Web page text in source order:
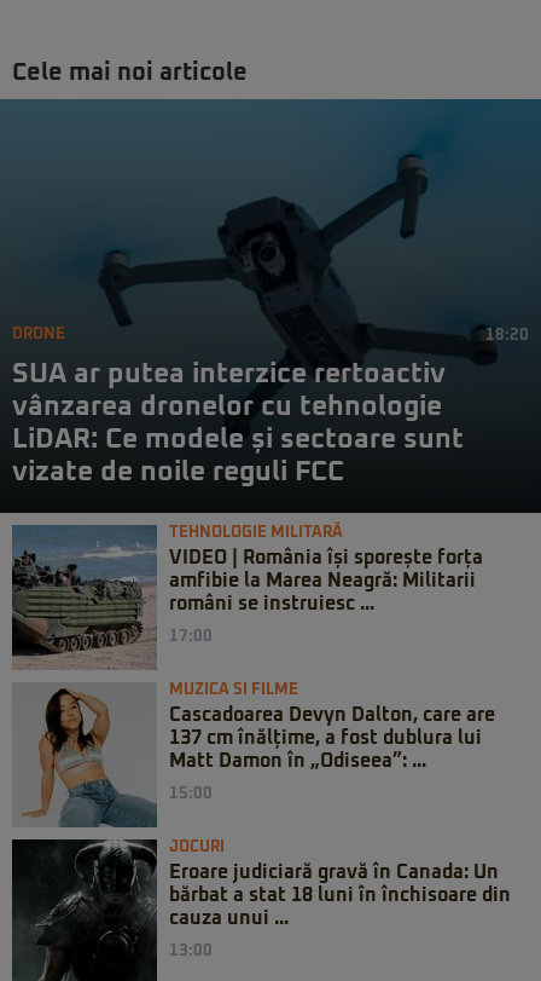
Cele mai noi articole
DRONE 18:20
SUA ar putea interzice rertoactiv
vânzarea dronelor cu tehnologie
LiDAR: Ce modele și sectoare sunt
vizate de noile reguli FCC
TEHNOLOGIE MILITARĂ
VIDEO | România își sporește forța
amfibie la Marea Neagră: Militarii
români se instruiesc ...
17:00
MUZICA SI FILME
Cascadoarea Devyn Dalton, care are
137 cm înălțime, a fost dublura lui
Matt Damon în „Odiseea”: ...
15:00
JOCURI
Eroare judiciară gravă în Canada: Un
bărbat a stat 18 luni în închisoare din
cauza unui ...
13:00